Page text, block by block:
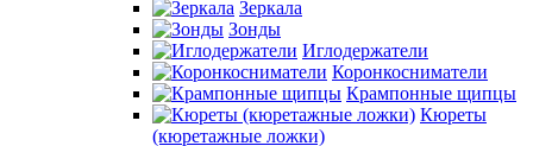
Зеркала
Зонды
Иглодержатели
Коронкосниматели
Крампонные щипцы
Кюреты
(кюретажные ложки)